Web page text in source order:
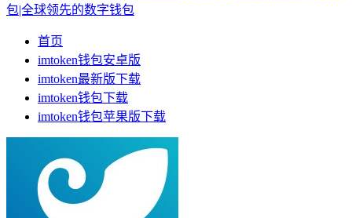
首页
imtoken钱包安卓版
imtoken最新版下载
imtoken钱包下载
imtoken钱包苹果版下载